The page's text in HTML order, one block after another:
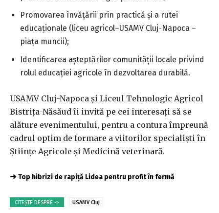
Promovarea învățării prin practică și a rutei
educaționale (liceu agricol–USAMV Cluj-Napoca –
piața muncii);
Identificarea așteptărilor comunității locale privind
rolul educației agricole în dezvoltarea durabilă.
USAMV Cluj-Napoca și Liceul Tehnologic Agricol
Bistrița-Năsăud îi invită pe cei interesați să se
alăture evenimentului, pentru a contura împreună
cadrul optim de formare a viitorilor specialiști în
Științe Agricole și Medicină veterinară.
➜ Top hibrizi de rapiță Lidea pentru profit în fermă
CITEȘTE DESPRE -> USAMV Cluj